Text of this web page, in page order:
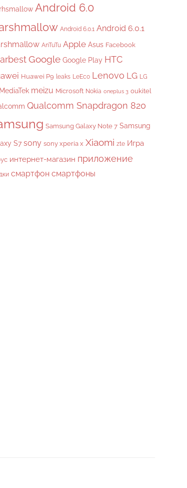
Android 6.0
Android 6.0.1 Android 6.0.1
AnTuTu Apple Asus Facebook
Google Google Play HTC
Huawei P9 leaks LeEco Lenovo LG LG
MediaTek meizu Microsoft Nokia oneplus 3 oukitel
Qualcomm Snapdragon 820
Samsung Galaxy Note 7 Samsung
S7 sony sony xperia x Xiaomi zte Игра
интернет-магазин приложение
смартфон смартфоны